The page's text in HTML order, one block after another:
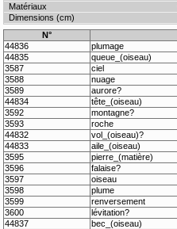
N°
44836
plumage
44835
queue_(oiseau)
3587
ciel
3588
nuage
3589
aurore?
44834
tête_(oiseau)
3592
montagne?
3593
roche
44832
vol_(oiseau)?
44833
aile_(oiseau)
3595
pierre_(matière)
3596
falaise?
3597
oiseau
3598
plume
3599
renversement
3600
lévitation?
44837
bec_(oiseau)